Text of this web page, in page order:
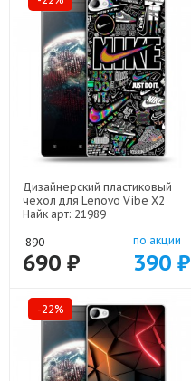
Дизайнерский пластиковый
чехол для Lenovo Vibe X2
Найк арт: 21989
890
690 ₽
по акции
390 ₽
-22%